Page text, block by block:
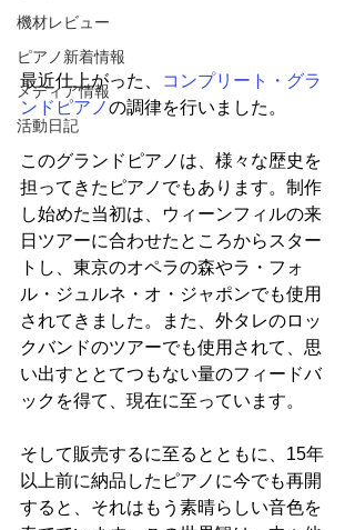
機材レビュー
ピアノ新着情報
メディア情報
活動日記
最近仕上がった、
コンプリート・グラ
ンドピアノの調律を行いました。
このグランドピアノは、様々な歴史を
担ってきたピアノでもあります。制作
し始めた当初は、ウィーンフィルの来
日ツアーに合わせたところからスター
トし、東京のオペラの森やラ・フォ
ル・ジュルネ・オ・ジャポンでも使用
されてきました。また、外タレのロッ
クバンドのツアーでも使用されて、思
い出すととてつもない量のフィードバ
ックを得て、現在に至っています。
そして販売するに至るとともに、15年
以上前に納品したピアノに今でも再開
すると、それはもう素晴らしい音色を